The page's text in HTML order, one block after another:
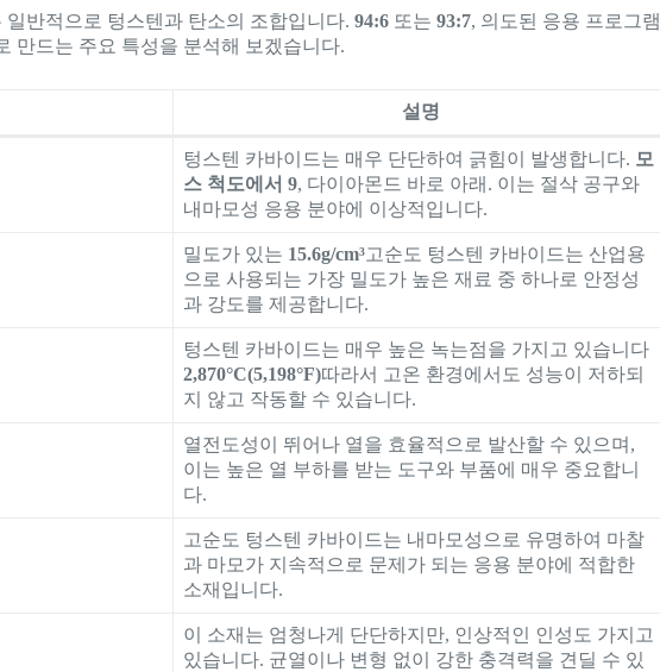
일반적으로 텅스텐과 탄소의 조합입니다.94:6 또는93:7, 의도된 응용 프로그램
만드는 주요 특성을 분석해 보겠습니다.
설명
텅스텐 카바이드는 매우 단단하여 긁힘이 발생합니다. 모
스 척도에서 9, 다이아몬드 바로 아래. 이는 절삭 공구와
내마모성 응용 분야에 이상적입니다.
밀도가 있는 15.6g/cm³고순도 텅스텐 카바이드는 산업용
으로 사용되는 가장 밀도가 높은 재료 중 하나로 안정성
과 강도를 제공합니다.
텅스텐 카바이드는 매우 높은 녹는점을 가지고 있습니다
2,870°C(5,198°F)따라서 고온 환경에서도 성능이 저하되
지 않고 작동할 수 있습니다.
열전도성이 뛰어나 열을 효율적으로 발산할 수 있으며,
이는 높은 열 부하를 받는 도구와 부품에 매우 중요합니
다.
고순도 텅스텐 카바이드는 내마모성으로 유명하여 마찰
과 마모가 지속적으로 문제가 되는 응용 분야에 적합한
소재입니다.
이 소재는 엄청나게 단단하지만, 인상적인 인성도 가지고
있습니다. 균열이나 변형 없이 강한 충격력을 견딜 수 있